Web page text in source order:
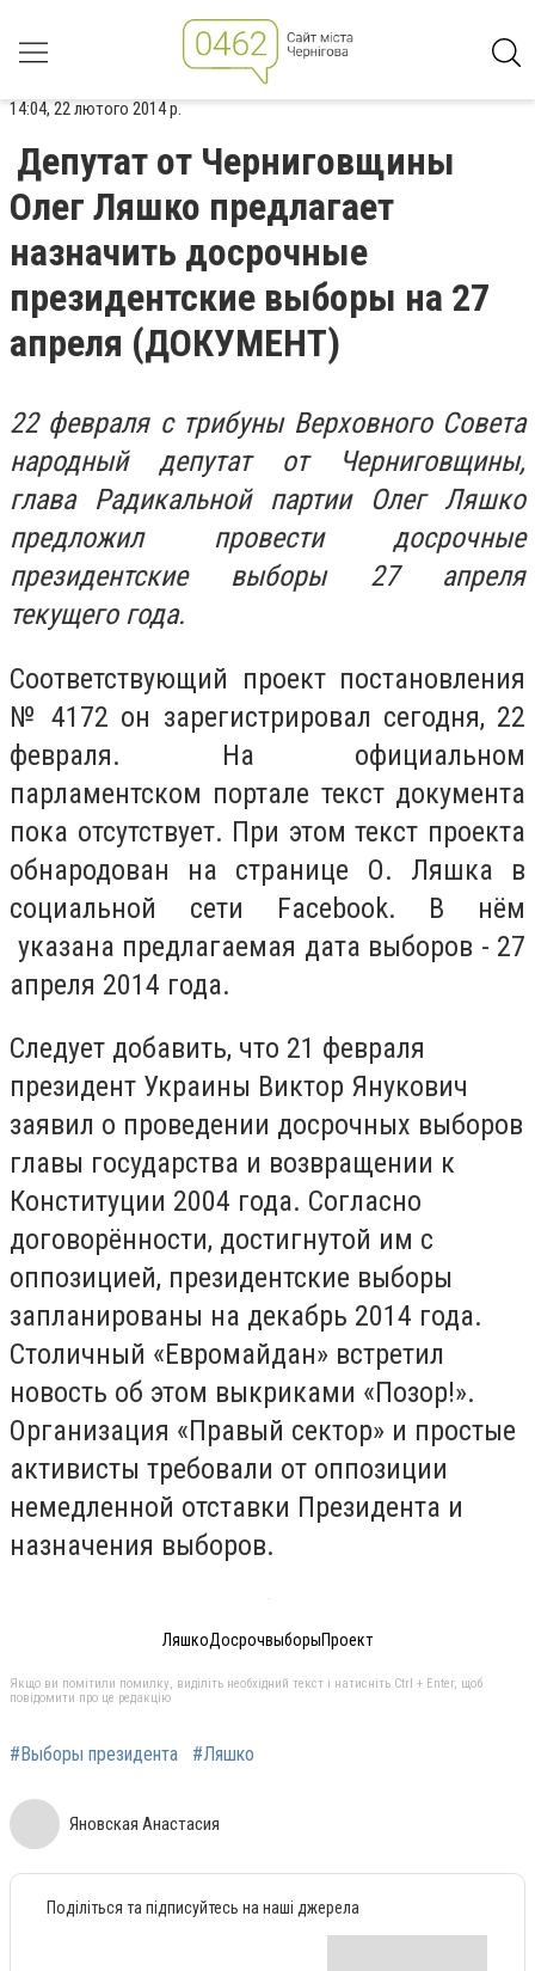
14:04, 22 лютого 2014 р.
Депутат от Черниговщины
Олег Ляшко предлагает
назначить досрочные
президентские выборы на 27
апреля (ДОКУМЕНТ)
22 февраля с трибуны Верховного Совета
народный депутат от Черниговщины,
глава Радикальной партии Олег Ляшко
предложил провести досрочные
президентские выборы 27 апреля
текущего года.
Соответствующий проект постановления
№ 4172 он зарегистрировал сегодня, 22
февраля. На официальном
парламентском портале текст документа
пока отсутствует. При этом текст проекта
обнародован на странице О. Ляшка в
социальной сети Facebook. В нём
указана предлагаемая дата выборов - 27
апреля 2014 года.
Следует добавить, что 21 февраля
президент Украины Виктор Янукович
заявил о проведении досрочных выборов
главы государства и возвращении к
Конституции 2004 года. Согласно
договорённости, достигнутой им с
оппозицией, президентские выборы
запланированы на декабрь 2014 года.
Столичный «Евромайдан» встретил
новость об этом выкриками «Позор!».
Организация «Правый сектор» и простые
активисты требовали от оппозиции
немедленной отставки Президента и
назначения выборов.
ЛяшкоДосрочвыборыПроект
Якщо ви помітили помилку, виділіть необхідний текст і натисніть Ctrl + Enter, щоб
повідомити про це редакцію
#Выборы президента #Ляшко
Яновская Анастасия
Поділіться та підписуйтесь на наші джерела